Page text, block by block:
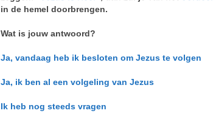
in de hemel doorbrengen.
Wat is jouw antwoord?
Ja, vandaag heb ik besloten om Jezus te volgen
Ja, ik ben al een volgeling van Jezus
Ik heb nog steeds vragen